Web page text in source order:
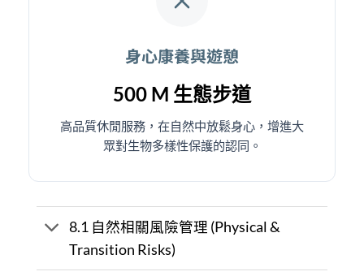
身心康養與遊憩
500 M 生態步道
高品質休閒服務，在自然中放鬆身心，增進大
眾對生物多樣性保護的認同。
8.1 自然相關風險管理 (Physical &
Transition Risks)